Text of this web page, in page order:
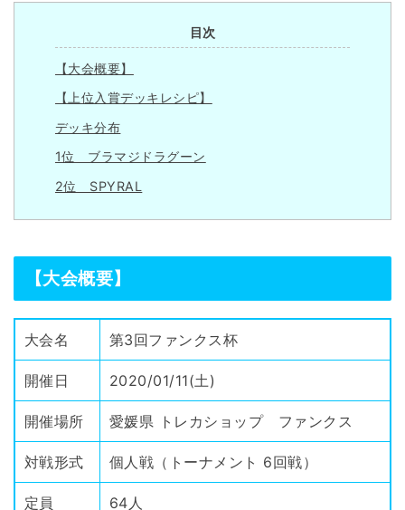
目次
【大会概要】
【上位入賞デッキレシピ】
デッキ分布
1位 ブラマジドラグーン
2位 SPYRAL
【大会概要】
大会名 第3回ファンクス杯
開催日 2020/01/11(土)
開催場所 愛媛県 トレカショップ ファンクス
対戦形式 個人戦（トーナメント 6回戦）
定員 64人